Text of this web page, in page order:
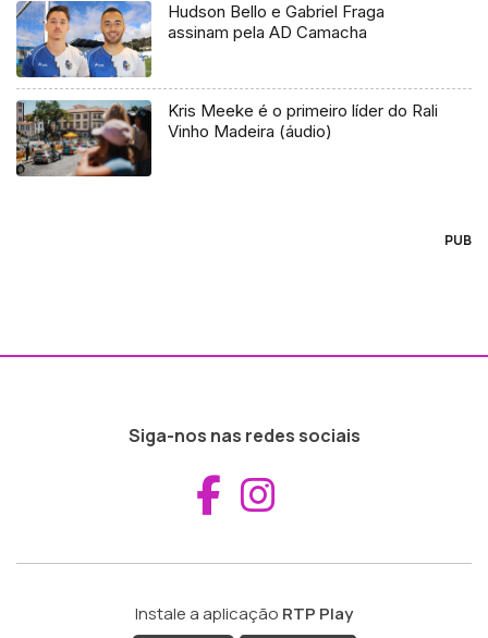
Hudson Bello e Gabriel Fraga
assinam pela AD Camacha
Kris Meeke é o primeiro líder do Rali
Vinho Madeira (áudio)
PUB
Siga-nos nas redes sociais
Aceder ao
Instale a aplicação RTP Play